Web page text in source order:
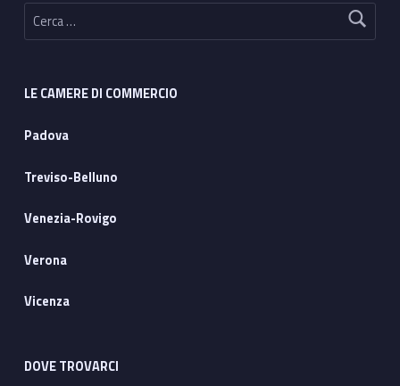
LE CAMERE DI COMMERCIO
Padova
Treviso-Belluno
Venezia-Rovigo
Verona
Vicenza
DOVE TROVARCI